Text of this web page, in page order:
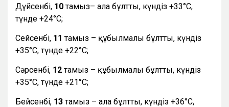
Дүйсенбі, 10тамыз– ала бұлтты, күндіз +33°С,
түнде +24°С;
Сейсенбі, 11тамыз – құбылмалы бұлтты, күндіз
+35°С, түнде +22°С;
Сәрсенбі, 12тамыз – құбылмалы бұлтты, күндіз
+35°С, түнде +21°С;
Бейсенбі, 13тамыз – ала бұлтты, күндіз +36°С,